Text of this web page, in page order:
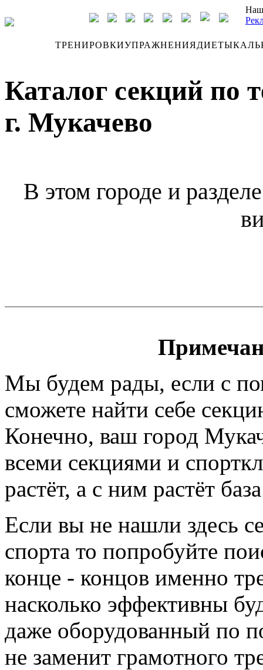
ТРЕНИРОВКИУПРАЖНЕНИЯДИЕТЫ
Каталог секций по
г. Мукачево
В этом городе и
Мы будем рады, если с
сможете найти себе
Конечно, ваш город
всеми секциями и
растёт, а с ним растёт
Если вы не нашли здесь
спорта то попробуйте
конце - концов именно
насколько эффективны
даже оборудованный по
не заменит грамотного